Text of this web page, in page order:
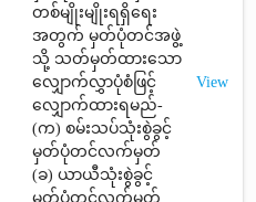
တစ်မျိုးမျိုးရရှိရေး
အတွက် မှတ်ပုံတင်အဖွဲ့
သို့ သတ်မှတ်ထားသော
လျှောက်လွှာပုံစံဖြင့်
လျှောက်ထားရမည်-
(က) စမ်းသပ်သုံးစွဲခွင့်
မှတ်ပုံတင်လက်မှတ်
(ခ) ယာယီသုံးစွဲခွင့်
မှတ်ပုံတင်လက်မှတ်
View